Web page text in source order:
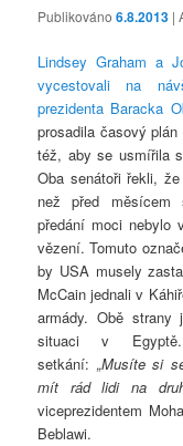
Publikováno6.8.2013 |
Lindsey Graham a
vycestovali na
prezidenta Baracka
prosadila časový
též, aby se usmířila
Oba senátoři řekli,
než před měsícem
předání moci
vězení. Tomuto
by USA musely
McCain jednali v
armády. Obě strany
situaci v
setkání: „Musíte si
mít rád lidi na
viceprezidentem
Beblawi.